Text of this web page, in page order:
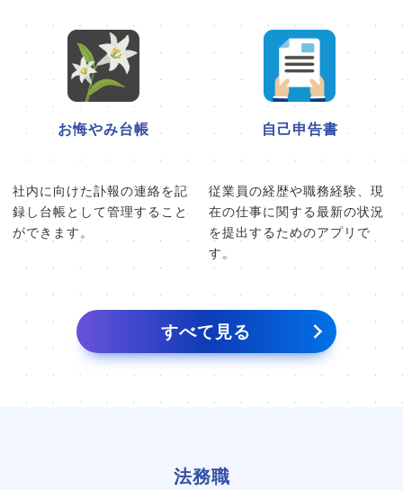
お悔やみ台帳
社内に向けた訃報の連絡を記
録し台帳として管理すること
ができます。
自己申告書
従業員の経歴や職務経験、現
在の仕事に関する最新の状況
を提出するためのアプリで
す。
すべて見る
法務職